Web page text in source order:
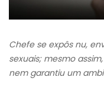
Chefe se expôs nu,
sexuais; mesmo
nem garantiu um